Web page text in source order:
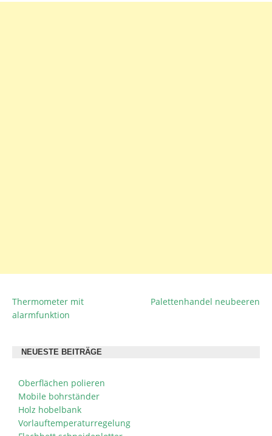
BEITRAGSNAVIGATION
Thermometer mit
alarmfunktion
Palettenhandel neubeeren
NEUESTE BEITRÄGE
Oberflächen polieren
Mobile bohrständer
Holz hobelbank
Vorlauftemperaturregelung